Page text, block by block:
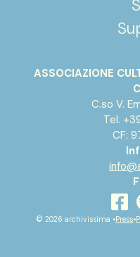
ASSOCIAZIONE
C.so V.
Tel.
CF:
© 2026 archivissima •Press•